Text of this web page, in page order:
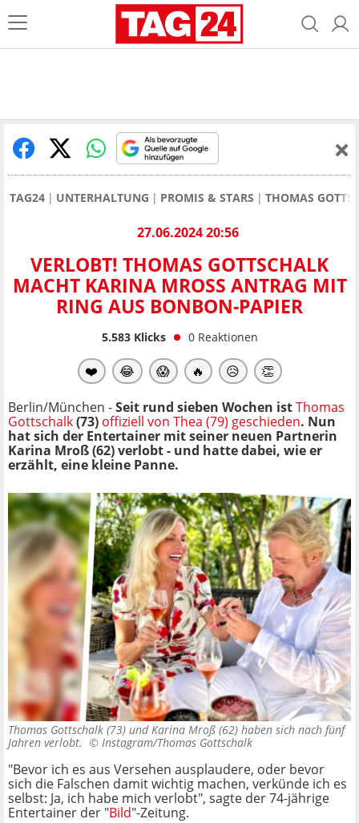
TAG24 UNTERHALTUNG PROMIS & STARS THOMAS
27.06.2024 20:56
VERLOBT! THOMAS GOTTSCHALK
MACHT KARINA MROSS ANTRAG MIT R
ING AUS BONBON-PAPIER
5.583Klicks 0 Reaktionen
❤️ 😂 😱 🔥 😥 👏
Berlin/München -Seit rund sieben Wochen istThomas
Gottschalk(73) offiziell von Thea (79) geschieden. Nun
hat sich der Entertainer mit seiner neuen Partnerin
Karina Mroß (62) verlobt - und hatte dabei, wie er
erzählt, eine kleine Panne.
Thomas Gottschalk (73) und Karina Mroß (62) haben sich nach fünf
Jahren verlobt. © Instagram/Thomas Gottschalk
"Bevor ich es aus Versehen ausplaudere, oder bevor
sich die Falschen damit wichtig machen, verkünde ich es
selbst: Ja, ich habe mich verlobt", sagte der 74-jährige
Entertainer der "Bild"-Zeitung.